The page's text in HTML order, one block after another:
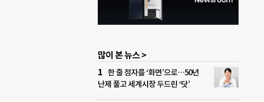
많이 본 뉴스 >
한 줄 점자를 ‘화면’으로…50년
난제 풀고 세계시장 두드린 ‘닷’